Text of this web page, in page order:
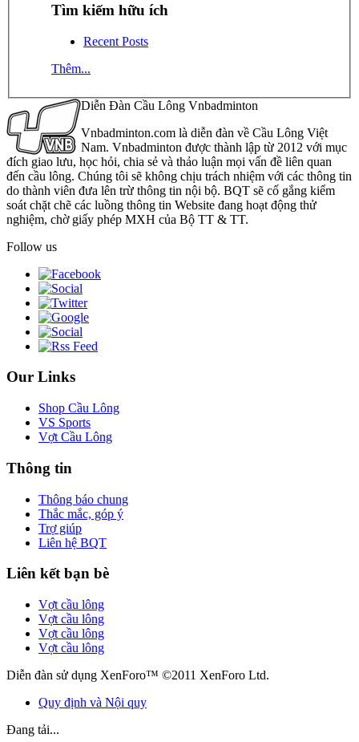
Tìm kiếm hữu ích
Recent Posts
Thêm...
Diễn Đàn Cầu Lông Vnbadminton
Vnbadminton.com là diễn đàn về Cầu Lông Việt
Nam. Vnbadminton được thành lập từ 2012 với mục
đích giao lưu, học hỏi, chia sẻ và thảo luận mọi vấn đề liên quan
đến cầu lông. Chúng tôi sẽ không chịu trách nhiệm với các thông tin
do thành viên đưa lên trừ thông tin nội bộ. BQT sẽ cố gắng kiểm
soát chặt chẽ các luồng thông tin Website đang hoạt động thử
nghiệm, chờ giấy phép MXH của Bộ TT & TT.
Follow us
Our Links
Shop Cầu Lông
VS Sports
Vợt Cầu Lông
Thông tin
Thông báo chung
Thắc mắc, góp ý
Trợ giúp
Liên hệ BQT
Liên kết bạn bè
Vợt cầu lông
Vợt cầu lông
Vợt cầu lông
Vợt cầu lông
Diễn đàn sử dụng XenForo™ ©2011 XenForo Ltd.
Quy định và Nội quy
Đang tải...